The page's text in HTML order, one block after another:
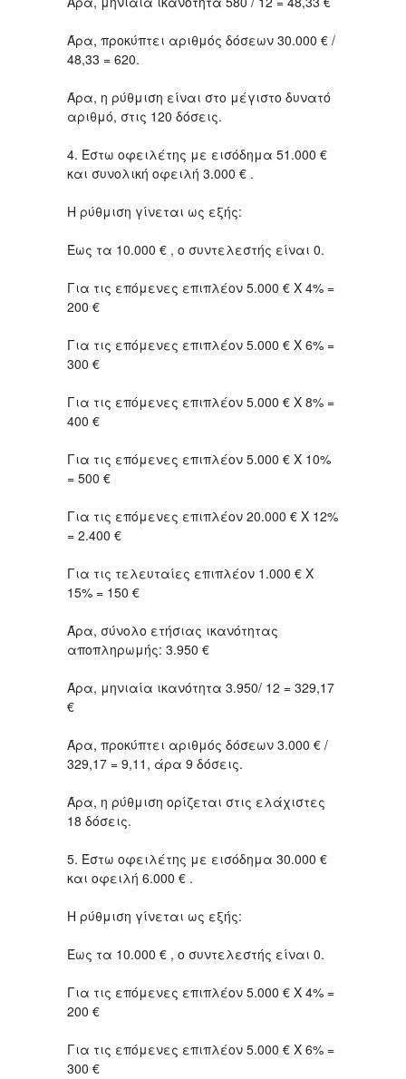
Άρα, προκύπτει αριθμός δόσεων 30.000 € /
48,33 = 620.
Άρα, η ρύθμιση είναι στο μέγιστο δυνατό
αριθμό, στις 120 δόσεις.
4. Έστω οφειλέτης με εισόδημα 51.000 €
και συνολική οφειλή 3.000 € .
Η ρύθμιση γίνεται ως εξής:
Έως τα 10.000 € , ο συντελεστής είναι 0.
Για τις επόμενες επιπλέον 5.000 € Χ 4% =
200 €
Για τις επόμενες επιπλέον 5.000 € Χ 6% =
300 €
Για τις επόμενες επιπλέον 5.000 € Χ 8% =
400 €
Για τις επόμενες επιπλέον 5.000 € Χ 10%
= 500 €
Για τις επόμενες επιπλέον 20.000 € Χ 12%
= 2.400 €
Για τις τελευταίες επιπλέον 1.000 € Χ
15% = 150 €
Άρα, σύνολο ετήσιας ικανότητας
αποπληρωμής: 3.950 €
Άρα, μηνιαία ικανότητα 3.950/ 12 = 329,17
€
Άρα, προκύπτει αριθμός δόσεων 3.000 € /
329,17 = 9,11, άρα 9 δόσεις.
Άρα, η ρύθμιση ορίζεται στις ελάχιστες
18 δόσεις.
5. Έστω οφειλέτης με εισόδημα 30.000 €
και οφειλή 6.000 € .
Η ρύθμιση γίνεται ως εξής:
Έως τα 10.000 € , ο συντελεστής είναι 0.
Για τις επόμενες επιπλέον 5.000 € Χ 4% =
200 €
Για τις επόμενες επιπλέον 5.000 € Χ 6% =
300 €